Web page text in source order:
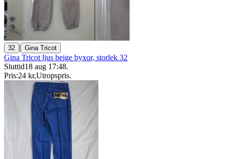
32 | Gina Tricot
Gina Tricot ljus beige byxor, storlek 32
Sluttid18 aug 17:48.
Pris:24 kr,Utropspris.